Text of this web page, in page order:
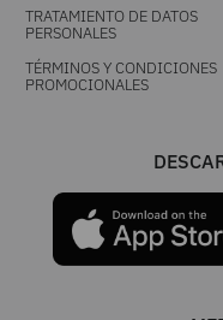
TRATAMIENTO DE DATOS
PERSONALES
TÉRMINOS Y CONDICIONES
PROMOCIONALES